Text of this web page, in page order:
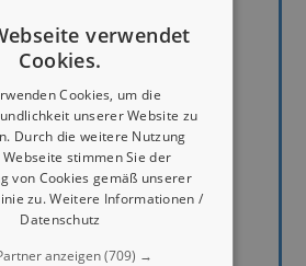
verwendet
Cookies.
Cookies, um die
unserer Website zu
Durch die weitere Nutzung
stimmen Sie der
von Cookies gemäß unserer
zu.Weitere Informationen /
Datenschutz
anzeigen(709) →